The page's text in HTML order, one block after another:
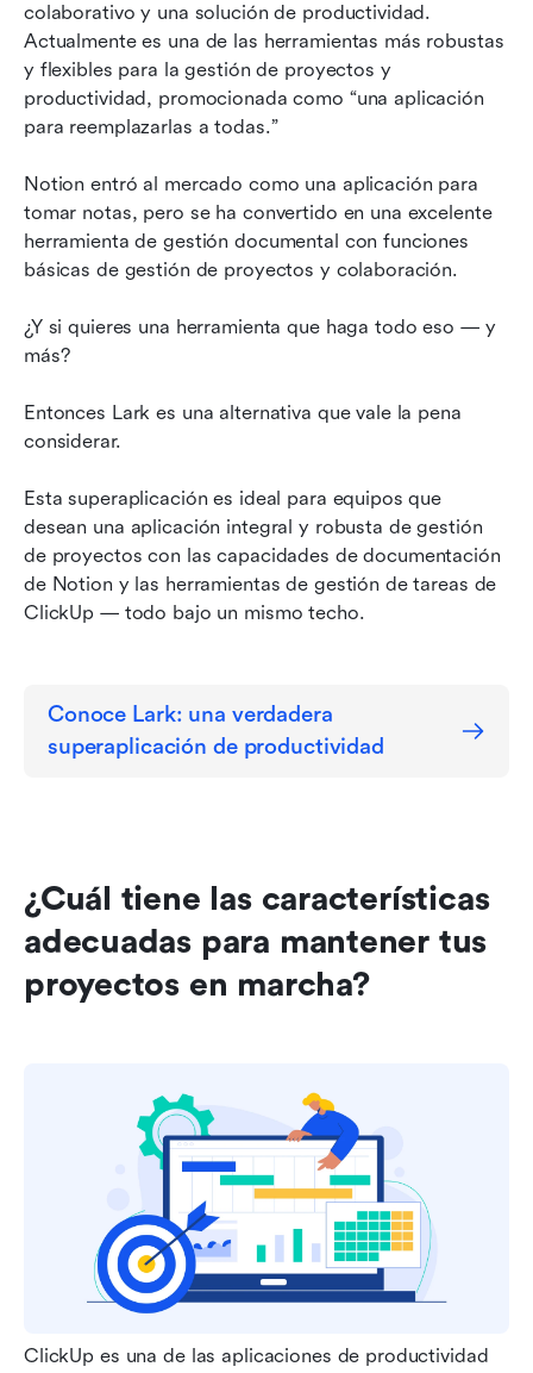
colaborativo y una solución de productividad.
Actualmente es una de las herramientas más robustas
y flexibles para la gestión de proyectos y
productividad, promocionada como “una aplicación
para reemplazarlas a todas.”
Notion entró al mercado como una aplicación para
tomar notas, pero se ha convertido en una excelente
herramienta de gestión documental con funciones
básicas de gestión de proyectos y colaboración.
¿Y si quieres una herramienta que haga todo eso — y
más?
Entonces Lark es una alternativa que vale la pena
considerar.
Esta superaplicación es ideal para equipos que
desean una aplicación integral y robusta de gestión
de proyectos con las capacidades de documentación
de Notion y las herramientas de gestión de tareas de
ClickUp — todo bajo un mismo techo.
Conoce Lark: una verdadera
superaplicación de productividad
¿Cuál tiene las características
adecuadas para mantener tus
proyectos en marcha?
ClickUp es una de las aplicaciones de productividad